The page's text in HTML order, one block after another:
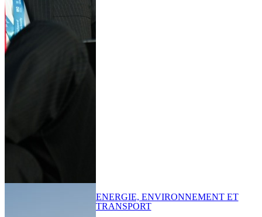
ENERGIE, ENVIRONNEMENT ET
TRANSPORT